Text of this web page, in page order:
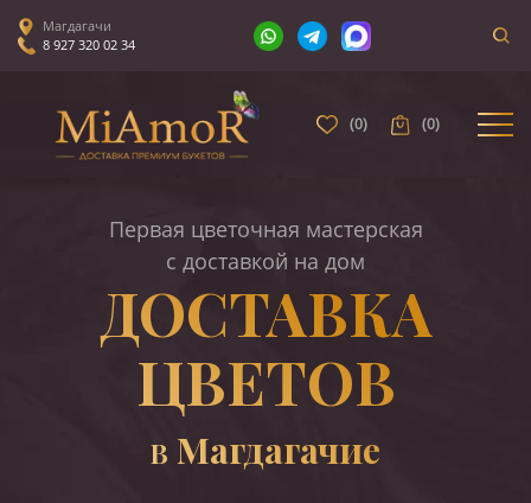
Магдагачи
8 927 320 02 34
(0) (0)
Первая цветочная мастерская
с доставкой на дом
ДОСТАВКА
ЦВЕТОВ
В Магдагачие